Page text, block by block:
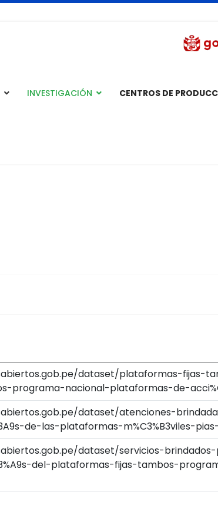
INVESTIGACIÓN CENTROS DE
dataset/plataformas-fijas-
programa-nacional-plataformas-de-
dataset/atenciones-
de-las-plataformas-m%C3%B3viles-
dataset/servicios-
del-plataformas-fijas-tambos-
SALUD